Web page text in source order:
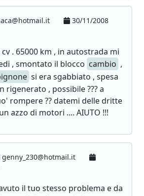
30/11/2008
. 65000 km , in autostrada mi
, smontato il blocco cambio ,
si era sgabbiato , spesa
rigenerato , possibile ??? a
rompere ?? datemi delle dritte
azzo di motori .... AIUTO !!!
genny_230@hotmail.it
il tuo stesso problema e da